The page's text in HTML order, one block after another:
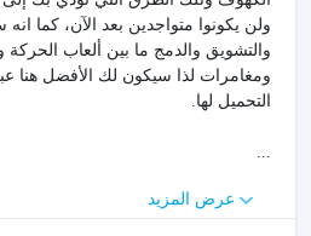
ولن يكونوا متواجدين بعد الآن، كما انه
والتشويق والدمج ما بين ألعاب
ومغامرات لذا سيكون لك الأفضل هنا
التحميل لها.
عرض المزيد